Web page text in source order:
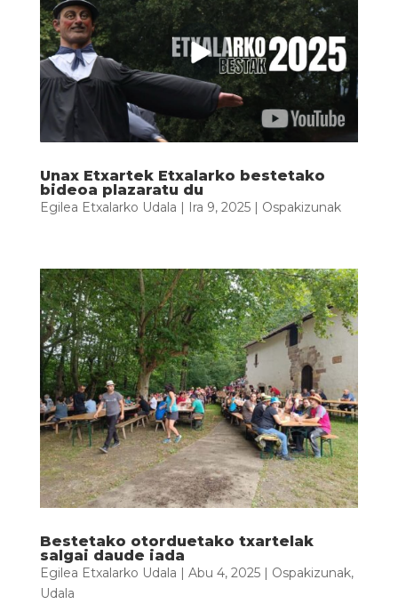
Unax Etxartek Etxalarko bestetako
bideoa plazaratu du
Egilea Etxalarko Udala Ira 9, 2025| Ospakizunak
Bestetako otorduetako txartelak
salgai daude iada
Egilea Etxalarko Udala | Abu 4, 2025| Ospakizunak,
Udala